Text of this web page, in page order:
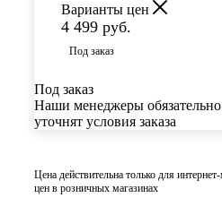
Варианты цен
4 499 руб.
Под заказ
Под заказ
Наши менеджеры
уточнят условия заказа
Цена действительна только для
цен в розничных магазинах